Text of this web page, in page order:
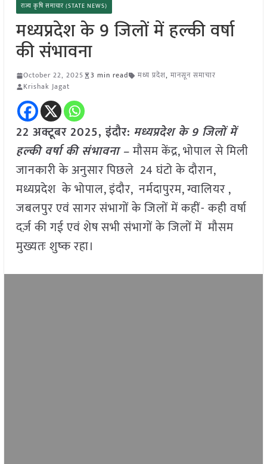
राज्य कृषि समाचार (STATE NEWS)
मध्यप्रदेश के 9 जिलों में हल्की वर्षा
की संभावना
October 22, 2025 3 min read मध्य प्रदेश, मानसून समाचार
Krishak Jagat
22 अक्टूबर 2025,इंदौर: मध्यप्रदेश के 9 जिलों में
हल्की वर्षा की संभावना –मौसम केंद्र, भोपाल से मिली
जानकारी के अनुसार पिछले 24 घंटो के दौरान,
मध्यप्रदेश के भोपाल, इंदौर, नर्मदापुरम, ग्वालियर ,
जबलपुर एवं सागर संभागों के जिलों में कहीं- कही वर्षा
दर्ज़ की गई एवं शेष सभी संभागों के जिलों में मौसम
मुख्यतः शुष्क रहा।